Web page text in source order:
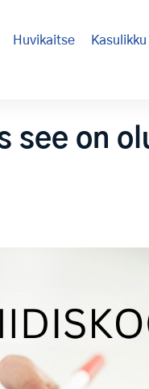
Huvikaitse Kasulikku
see on